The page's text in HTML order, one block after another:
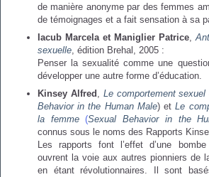
individuel
collectif
de manière anonyme par des femmes
de témoignages et a fait sensation à sa
Iacub Marcela et Maniglier Patrice,
sexuelle, édition Brehal, 2005 :
Penser la sexualité comme une
développer une autre forme d’éducation.
Kinsey Alfred , Le comportement sexuel
Behavior in the Human Male) etLe
la femme (Sexual Behavior in the
connus sous le noms des Rapports
Les rapports font l’effet d’une
ouvrent la voie aux autres pionniers de
en étant révolutionnaires. Il sont